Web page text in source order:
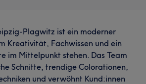
Plagwitz ist ein moderner
Kreativität, Fachwissen und ein
im Mittelpunkt stehen. Das Team
Schnitte, trendige Colorationen,
und verwöhnt Kund:innen